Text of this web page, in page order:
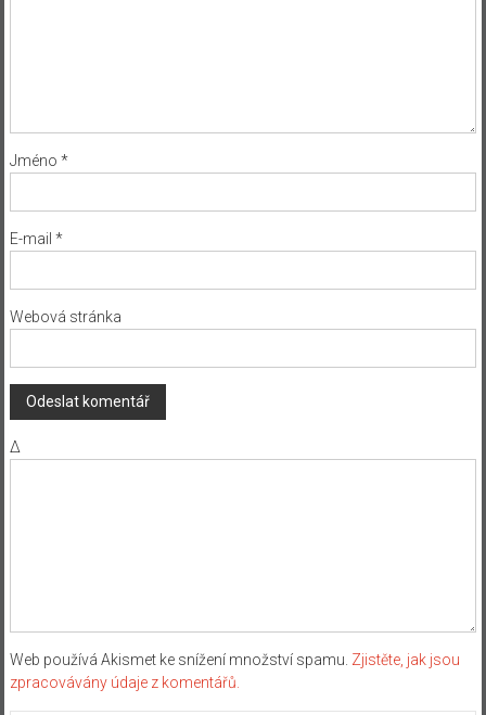
Jméno *
E-mail *
Webová stránka
Δ
Web používá Akismet ke snížení množství spamu. Zjistěte, jak jsou
zpracovávány údaje z komentářů.